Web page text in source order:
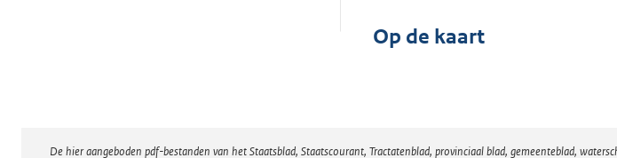
Op de kaart
De hier aangeboden pdf-bestanden van het Staatsblad, Staatscourant, Tractatenblad, provinciaal blad, gemeenteblad,